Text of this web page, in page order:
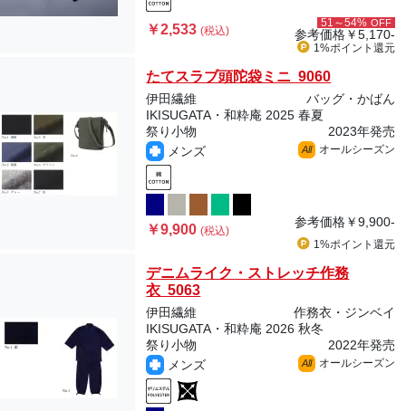
￥2,533(税込)
51～54% OFF
参考価格￥5,170-
1%ポイント 還元
たてスラブ頭陀袋ミニ 9060
伊田繊維
バッグ・かばん
IKISUGATA・和粋庵 2025 春夏
祭り小物
2023年発売
メンズ
All オールシーズン
￥9,900(税込)
参考価格￥9,900-
1%ポイント 還元
デニムライク・ストレッチ作務
衣 5063
伊田繊維
作務衣・ジンベイ
IKISUGATA・和粋庵 2026 秋冬
祭り小物
2022年発売
メンズ
All オールシーズン